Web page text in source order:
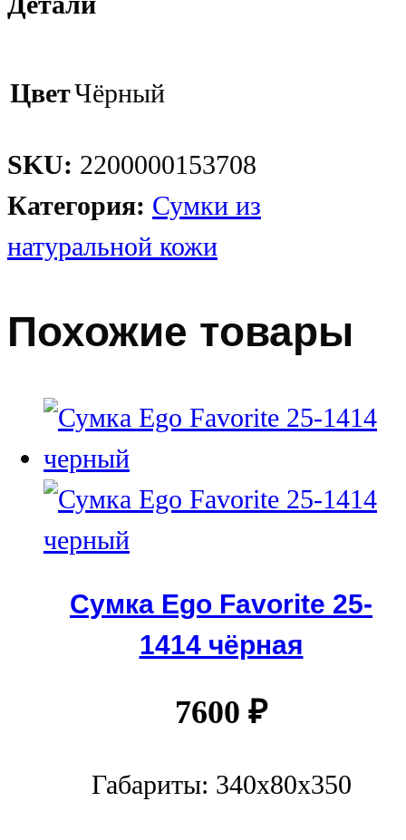
ЦветЧёрный
SKU: 2200000153708
Категория: Сумки из
натуральной кожи
Похожие товары
Сумка Ego Favorite 25-
1414 чёрная
7600 ₽
Габариты: 340х80х350